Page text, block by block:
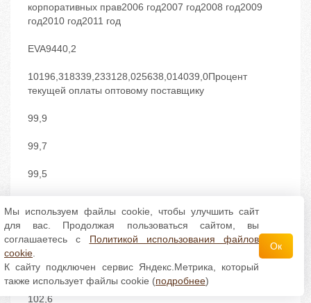
корпоративных прав2006 год2007 год2008 год2009
год2010 год2011 год
EVA9440,2
10196,318339,233128,025638,014039,0Процент
текущей оплаты оптовому поставщику
99,9
99,7
99,5
98,7
100,0Уровеньсбора средств потребителей
электроэнергии
102,6
Мы используем файлы cookie, чтобы улучшить сайт
для вас. Продолжая пользоваться сайтом, вы
соглашаетесь с Политикой использования файлов
cookie
К сайту подключен сервис Яндекс.Метрика, который
также использует файлы cookie (подробнее)
Ок